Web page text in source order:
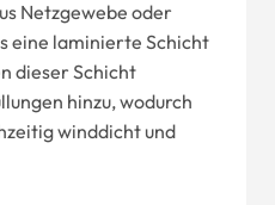
Netzgewebe oder
eine laminierte Schicht
dieser Schicht
hinzu, wodurch
winddicht und